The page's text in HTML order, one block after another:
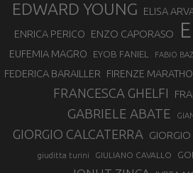
EDWARD YOUNG ELISA
ENRICA PERICO ENZO CAPORASO
EUFEMIA MAGRO EYOB FANIEL FABIO
FEDERICA BARAILLER FIRENZE
FRANCESCA GHELFI
GABRIELE ABATE
GIORGIO CALCATERRA GIORGIO
giuditta turini GIULIANO CAVALLO